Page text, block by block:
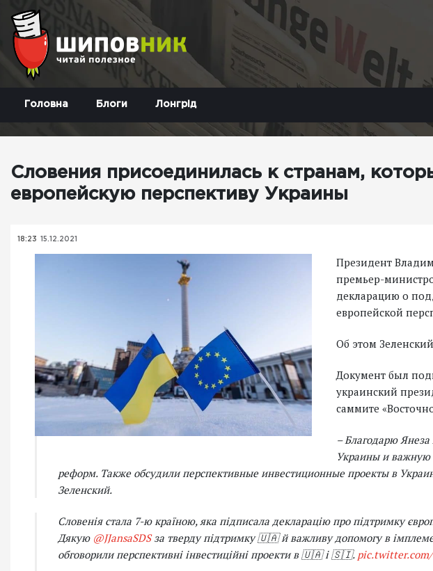
Головна Блоги Лонгрід
Словения присоединилась к странам,
европейскую перспективу Украины
18:23 15.12.2021
Президент
премьер-
декларацию о
европейской
Об этом
Документ был
украинский
саммите
– Благодарю
Украины и
реформ. Также обсудили перспективные инвестиционные проекты в
Зеленский.
Словенія стала 7-ю країною, яка підписала декларацію про підтримку
Дякую @JJansaSDSза тверду підтримку 🇺🇦 й важливу допомогу в
обговорили перспективні інвестиційні проекти в 🇺🇦 і 🇸🇮.